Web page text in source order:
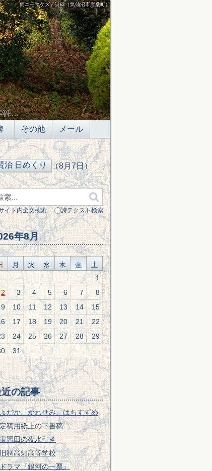
「雨ニモマケズ」詩碑（気仙沼市唐桑町）
碑…
その他 メール
（8月7日）
イト内全文検索 詩テクスト検索
年8月
月 火 水 木 金
土
1
2
3 4 5 6 7
8
9
10 11 12 13 14
15
17 18 19 20 21
22
24 25 26 27 28
29
31
の記事
よだか、かわせみ、はちすずめ
定稿用紙上の下書稿
実習田の夜水引き
旧制高知高等学校
ドラマ『銀河の一票』